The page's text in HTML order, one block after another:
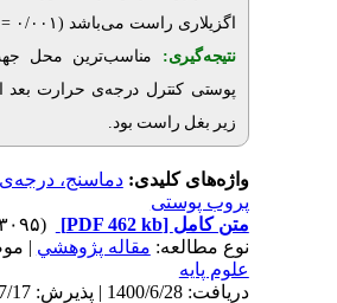
راست می‌باشد (۰/۰۰۱ =
P، ۰/۹۱ = r
.
مناسب‌ترین محل جهت اتصال پروب
درجه‌ی حرارت بعد از زیر بغل چپ،
دماسنج، درجه‌ی حرارت، نوزاد،
(۳۰۹۵ دریافت)
مقاله پژوهشي| موضوع مقاله:
دریافت: 1400/6/28 | پذیرش: 1400/7/17 | انتشار: